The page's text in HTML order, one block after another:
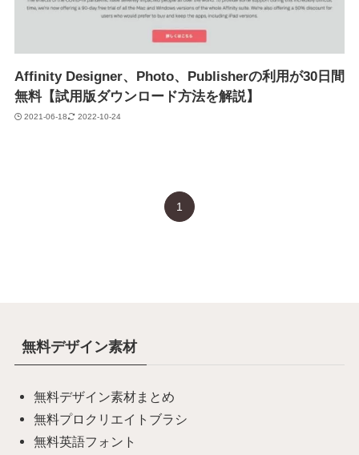
Affinity Designer、Photo、Publisherの利用が30日間
無料【試用版ダウンロード方法を解説】
2021-06-18 2022-10-24
1
無料デザイン素材
無料デザイン素材まとめ
無料プロクリエイトブラシ
無料英語フォント